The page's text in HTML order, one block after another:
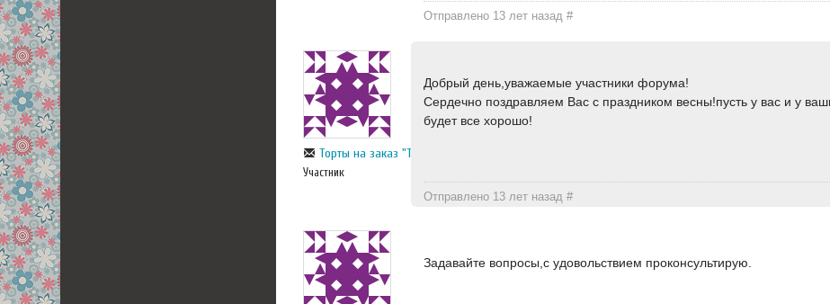
Отправлено 13 лет назад#
Торты на заказ "Тортбуфет"
Участник
Добрый день,уважаемые участники форума!
Сердечно поздравляем Вас с праздником весны!пусть у вас и у
будет все хорошо!
Отправлено 13 лет назад#
Задавайте вопросы,с удовольствием проконсультирую.